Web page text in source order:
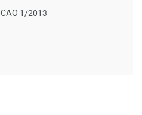
1/2013